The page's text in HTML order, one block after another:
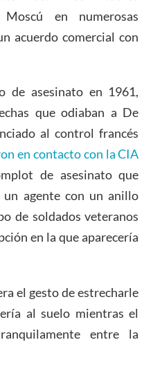
en numerosas
acuerdo comercial con
de asesinato en 1961,
que odiaban a De
al control francés
en contacto con la CIA
de asesinato que
agente con un anillo
de soldados veteranos
en la que aparecería
el gesto de estrecharle
al suelo mientras el
entre la